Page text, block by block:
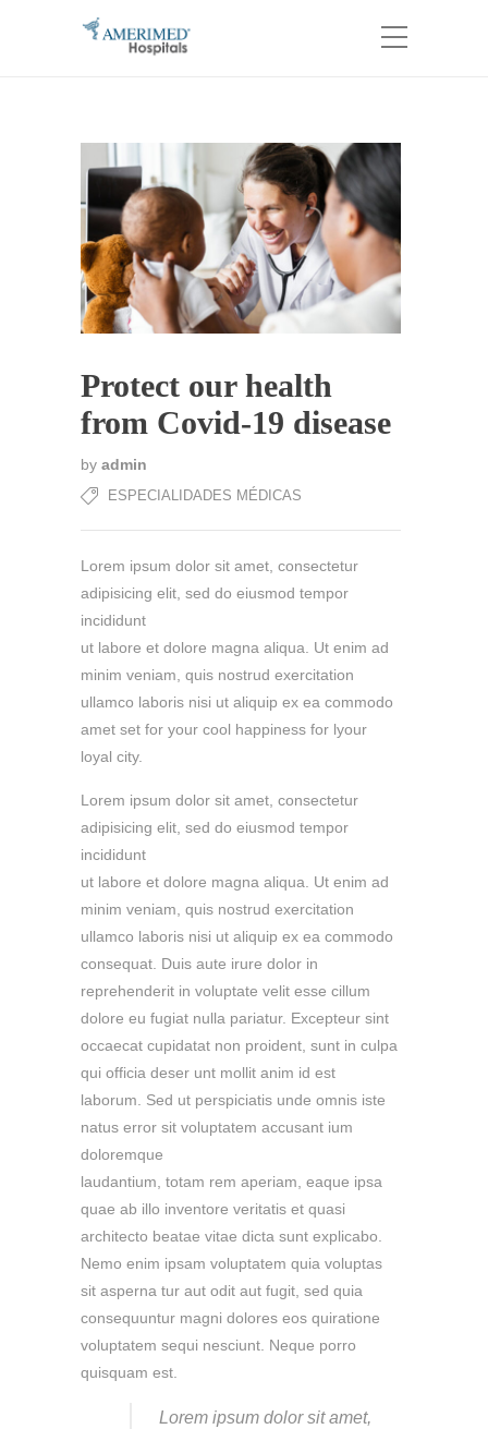
Protect our health
from Covid-19 disease
by admin
ESPECIALIDADES MÉDICAS
Lorem ipsum dolor sit amet, consectetur
adipisicing elit, sed do eiusmod tempor
incididunt
ut labore et dolore magna aliqua. Ut enim ad
minim veniam, quis nostrud exercitation
ullamco laboris nisi ut aliquip ex ea commodo
amet set for your cool happiness for lyour
loyal city.
Lorem ipsum dolor sit amet, consectetur
adipisicing elit, sed do eiusmod tempor
incididunt
ut labore et dolore magna aliqua. Ut enim ad
minim veniam, quis nostrud exercitation
ullamco laboris nisi ut aliquip ex ea commodo
consequat. Duis aute irure dolor in
reprehenderit in voluptate velit esse cillum
dolore eu fugiat nulla pariatur. Excepteur sint
occaecat cupidatat non proident, sunt in culpa
qui officia deser unt mollit anim id est
laborum. Sed ut perspiciatis unde omnis iste
natus error sit voluptatem accusant ium
doloremque
laudantium, totam rem aperiam, eaque ipsa
quae ab illo inventore veritatis et quasi
architecto beatae vitae dicta sunt explicabo.
Nemo enim ipsam voluptatem quia voluptas
sit asperna tur aut odit aut fugit, sed quia
consequuntur magni dolores eos quiratione
voluptatem sequi nesciunt. Neque porro
quisquam est.
Lorem ipsum dolor sit amet,